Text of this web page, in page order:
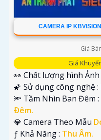
CAMERA IP
Giá
Giá
👀 Chất lượng hình Ảnh
🌠 Sử dụng công nghệ :
🔦 Tầm Nhìn Ban Đêm :
Ðêm.
💎 Camera Theo Mẫu
️ƒ Khả Năng : Thu Âm.